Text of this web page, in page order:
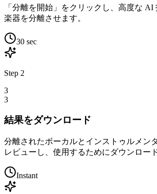
「分離を開始」をクリックし、高度な AI
楽器を分離させます。
30 sec
Step 2
3
3
結果をダウンロード
分離されたボーカルとインストゥルメン
レビューし、使用するためにダウンロー
Instant